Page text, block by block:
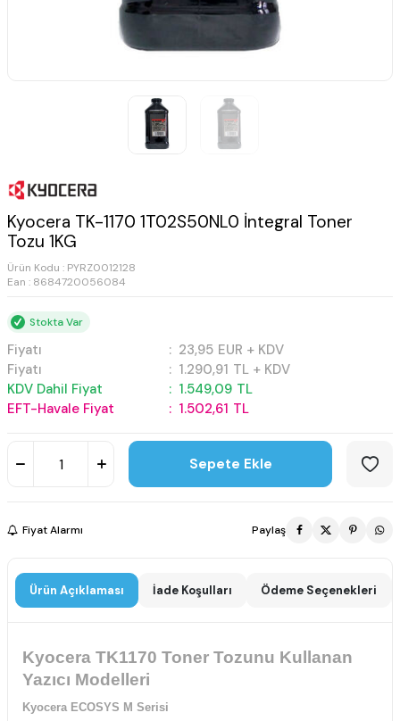
Kyocera TK-1170 1T02S50NL0 İntegral Toner
Tozu 1KG
Ürün Kodu : PYRZ0012128
Ean : 8684720056084
Stokta Var
Fiyatı : 23,95 EUR + KDV
Fiyatı
: 1.290,91 TL + KDV
KDV Dahil Fiyat
: 1.549,09 TL
EFT-Havale Fiyat
: 1.502,61 TL
Sepete Ekle
Fiyat Alarmı Paylaş
Ürün Açıklaması İade Koşulları Ödeme Seçenekleri
Kyocera TK1170 Toner Tozunu Kullanan
Yazıcı Modelleri
Kyocera ECOSYS M Serisi